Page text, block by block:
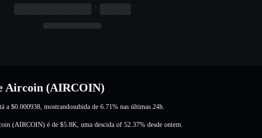
Aircoin (AIRCOIN)
a $0.000938 , mostrandosubida de 6.71% nas últimas 24h.
(AIRCOIN) é de $5.8K uma descida of 52.37% desde ontem.